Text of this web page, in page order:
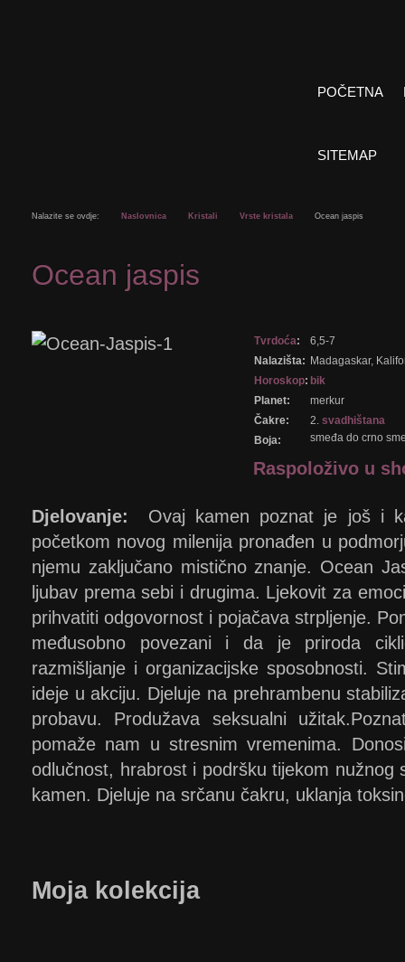
POČETNA
SITEMAP
Nalazite se ovdje: Naslovnica Kristali Vrste kristala Ocean jaspis
Ocean jaspis
Tvrdoća:
6,5-7
Nalazišta: Madagaskar,
Horoskop: bik
Planet:
merkur
Čakre:
2. svadhištana
Boja:
smeđa do crno
Raspoloživo u
Djelovanje: Ovaj kamen poznat je još i
početkom novog milenija pronađen u
njemu zaključano mistično znanje. Ocean
ljubav prema sebi i drugima. Ljekovit za
prihvatiti odgovornost i pojačava strpljenje.
međusobno povezani i da je priroda
razmišljanje i organizacijske sposobnosti.
ideje u akciju. Djeluje na prehrambenu
probavu. Produžava seksualni
pomaže nam u stresnim vremenima.
odlučnost, hrabrost i podršku tijekom nužnog
kamen. Djeluje na srčanu čakru, uklanja
Moja kolekcija